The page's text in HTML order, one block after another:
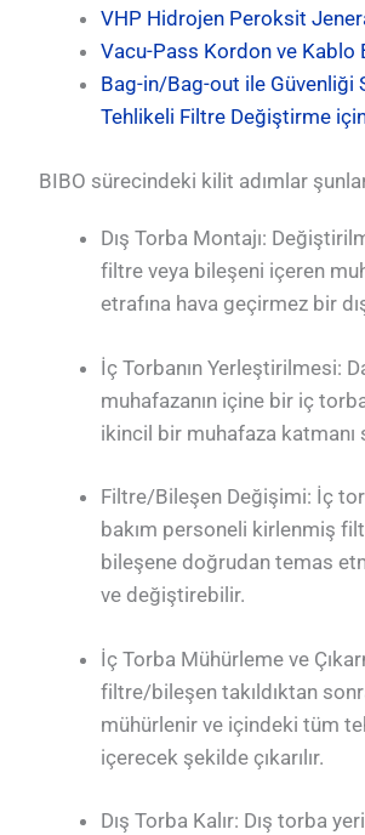
VHP Hidrojen Peroksit
Vacu-Pass Kordon ve Kablo
Bag-in/Bag-out ile Güvenliği
Tehlikeli Filtre Değiştirme
BIBO sürecindeki kilit adımlar
Dış Torba Montajı:
filtre veya bileşeni içeren
etrafına hava geçirmez bir
İç Torbanın Yerleştirilmesi:
muhafazanın içine bir iç
ikincil bir muhafaza katmanı
Filtre/Bileşen Değişimi: İç
bakım personeli kirlenmiş
bileşene doğrudan temas
ve değiştirebilir.
İç Torba Mühürleme ve
filtre/bileşen takıldıktan
mühürlenir ve içindeki tüm
içerecek şekilde çıkarılır.
Dış Torba Kalır: Dış torba